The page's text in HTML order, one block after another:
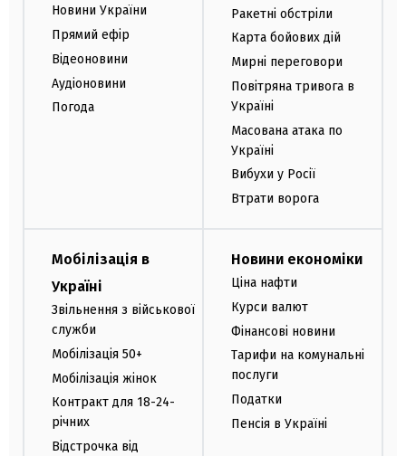
Новини України
Прямий ефір
Відеоновини
Аудіоновини
Погода
Ракетні обстріли
Карта бойових дій
Мирні переговори
Повітряна тривога в
Україні
Масована атака по
Україні
Вибухи у Росії
Втрати ворога
Мобілізація в
Україні
Звільнення з військової
служби
Мобілізація 50+
Мобілізація жінок
Контракт для 18-24-
річних
Відстрочка від
Новини економіки
Ціна нафти
Курси валют
Фінансові новини
Тарифи на комунальні
послуги
Податки
Пенсія в Україні